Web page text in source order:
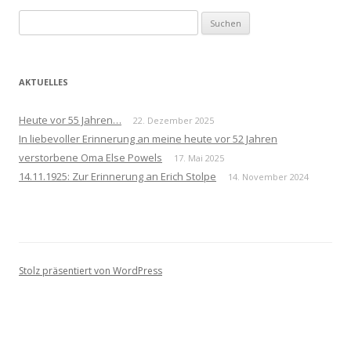
nach:
AKTUELLES
Heute vor 55 Jahren… 22. Dezember 2025
In liebevoller Erinnerung an meine heute vor 52 Jahren
verstorbene Oma Else Powels
17. Mai 2025
14.11.1925: Zur Erinnerung an Erich Stolpe 14. November 2024
Stolz präsentiert von WordPress